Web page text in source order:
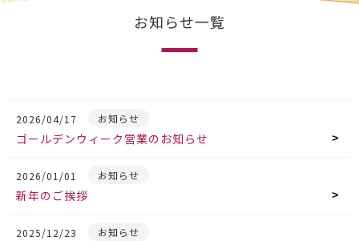
お知らせ一覧
2026/04/17 お知らせ
ゴールデンウィーク営業のお知らせ
2026/01/01 お知らせ
新年のご挨拶
2025/12/23 お知らせ